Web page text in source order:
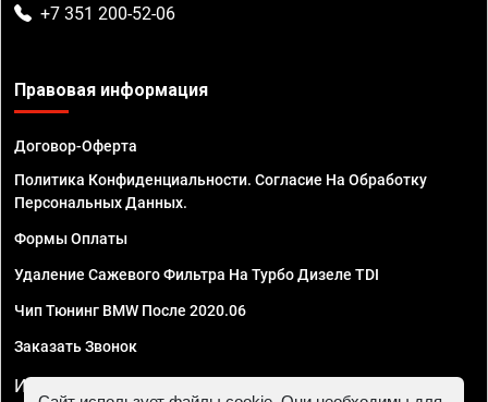
+7 351 200-52-06
Правовая информация
Договор-Оферта
Политика Конфиденциальности. Согласие На Обработку
Персональных Данных.
Формы Оплаты
Удаление Сажевого Фильтра На Турбо Дизеле TDI
Чип Тюнинг BMW После 2020.06
Заказать Звонок
ИП Смирнов Георгий Павлович. ИНН 781302555843,